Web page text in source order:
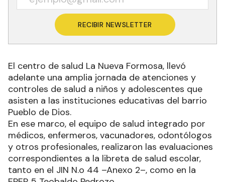
RECIBIR NEWSLETTER
El centro de salud La Nueva Formosa, llevó
adelante una amplia jornada de atenciones y
controles de salud a niños y adolescentes que
asisten a las instituciones educativas del barrio
Pueblo de Dios.
En ese marco, el equipo de salud integrado por
médicos, enfermeros, vacunadores, odontólogos
y otros profesionales, realizaron las evaluaciones
correspondientes a la libreta de salud escolar,
tanto en el JIN N.o 44 –Anexo 2–, como en la